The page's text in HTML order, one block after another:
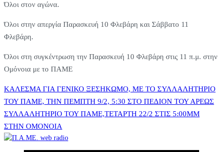
Όλοι στον αγώνα.
Όλοι στην απεργία Παρασκευή 10 Φλεβάρη και Σάββατο 11
Φλεβάρη.
Όλοι στη συγκέντρωση την Παρασκευή 10 Φλεβάρη στις 11 π.μ. στην
Ομόνοια με το ΠΑΜΕ
Πλοήγηση
άρθρων
ΚΑΛΕΣΜΑ ΓΙΑ ΓΕΝΙΚΟ ΞΕΣΗΚΩΜΟ, ΜΕ ΤΟ ΣΥΛΛΑΛΗΤΗΡΙΟ
ΤΟΥ ΠΑΜΕ, ΤΗΝ ΠΕΜΠΤΗ 9/2, 5:30 ΣΤΟ ΠΕΔΙΟΝ ΤΟΥ ΑΡΕΩΣ
ΣΥΛΛΑΛΗΤΗΡΙΟ ΤΟΥ ΠΑΜΕ,ΤΕΤΑΡΤΗ 22/2 ΣΤΙΣ 5:00ΜΜ
ΣΤΗΝ ΟΜΟΝΟΙΑ